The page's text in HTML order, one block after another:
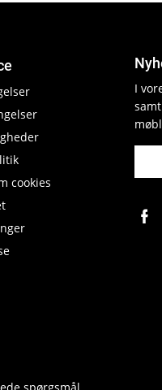
cookies
I